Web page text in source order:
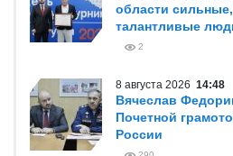
области
талантливые
2
8 августа 2026 14:48
Вячеслав
Почетной
России